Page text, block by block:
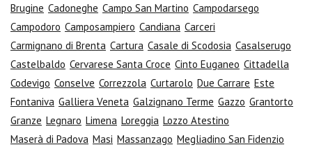
Brugine Cadoneghe Campo San Martino Campodarsego
Campodoro Camposampiero Candiana Carceri
Carmignano di Brenta Cartura Casale di Scodosia Casalserugo
Castelbaldo Cervarese Santa Croce Cinto Euganeo Cittadella
Codevigo Conselve Correzzola Curtarolo Due Carrare Este
Fontaniva Galliera Veneta Galzignano Terme Gazzo Grantorto
Granze Legnaro Limena Loreggia Lozzo Atestino
Maserà di Padova Masi Massanzago Megliadino San Fidenzio